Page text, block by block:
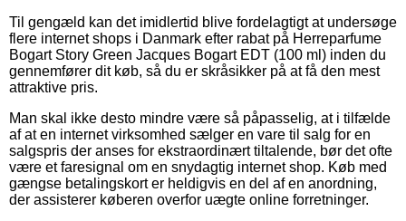
Til gengæld kan det imidlertid blive fordelagtigt at undersøge
flere internet shops i Danmark efter rabat på Herreparfume
Bogart Story Green Jacques Bogart EDT (100 ml) inden du
gennemfører dit køb, så du er skråsikker på at få den mest
attraktive pris.
Man skal ikke desto mindre være så påpasselig, at i tilfælde
af at en internet virksomhed sælger en vare til salg for en
salgspris der anses for ekstraordinært tiltalende, bør det ofte
være et faresignal om en snydagtig internet shop. Køb med
gængse betalingskort er heldigvis en del af en anordning,
der assisterer køberen overfor uægte online forretninger.